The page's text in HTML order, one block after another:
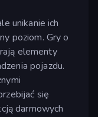
unikanie ich
poziom. Gry o
elementy
pojazdu.
się
darmowych